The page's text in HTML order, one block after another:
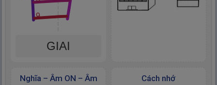
9
GIAI
Cách nhớ
Nghĩa – Âm ON – Âm